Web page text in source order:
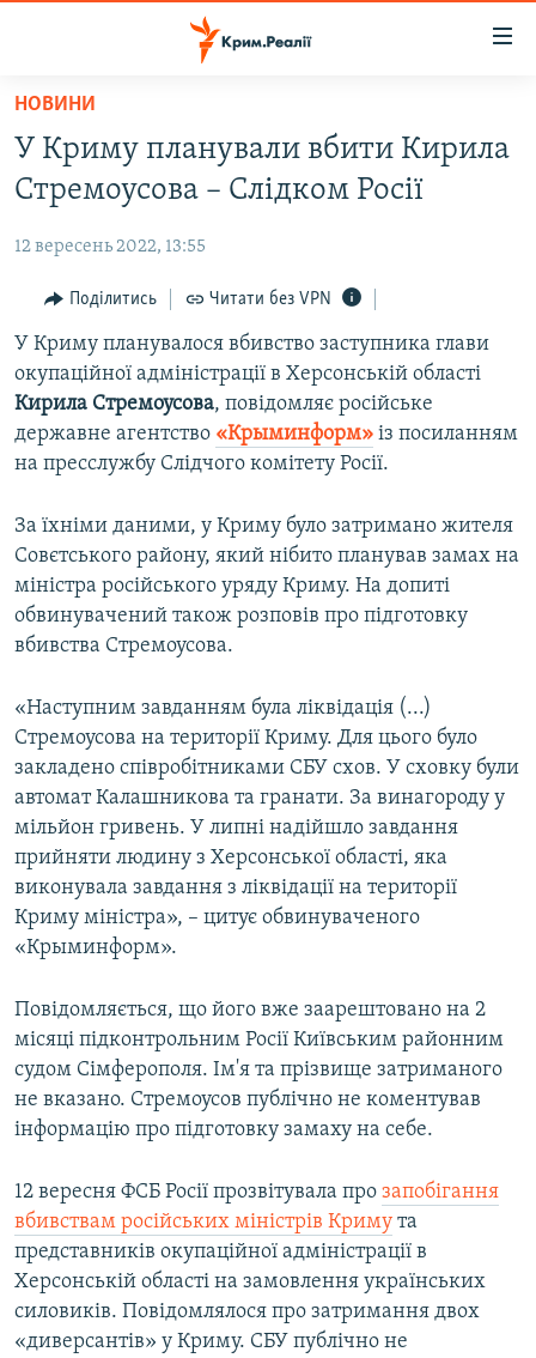
Перейти
основного
матеріалу
Перейти
до
навігації
Перейти
до
пошуку
ВОДА.КРИМ
ВІДЕО ТА ФОТО
ПОЛІТИКА
БЛОГИ
ПОГЛЯД
ІНТЕРВ'Ю
ВСЕ ЗА ДЕНЬ
СПЕЦПРОЕКТИ
ДЕПОРТАЦІЯ
ВІДЕОУРОКИ «ELIFBE»
СВІДЧЕННЯ ОКУПАЦІЇ
УКРАЇНСЬКА ПРОБЛЕМА КРИМУ
ЯК ОБІЙТИ БЛОКУВАННЯ
Русский
Qırımtatar
Усі сайти RFE/RL
НОВИНИ
У Криму планували вбити Кирила
Стремоусова – Слідком Росії
12 вересень 2022, 13:55
Поділитись Читати без VPN
У Криму планувалося вбивство заступника глави
окупаційної адміністрації в Херсонській області
Кирила Стремоусова, повідомляє російське
державне агентство «Крыминформ» із посиланням
на пресслужбу Слідчого комітету Росії.
За їхніми даними, у Криму було затримано жителя
Совєтського району, який нібито планував замах на
міністра російського уряду Криму. На допиті
обвинувачений також розповів про підготовку
вбивства Стремоусова.
«Наступним завданням була ліквідація (...)
Стремоусова на території Криму. Для цього було
закладено співробітниками СБУ схов. У сховку були
автомат Калашникова та гранати. За винагороду у
мільйон гривень. У липні надійшло завдання
прийняти людину з Херсонської області, яка
виконувала завдання з ліквідації на території
Криму міністра», – цитує обвинуваченого
«Крыминформ».
Повідомляється, що його вже заарештовано на 2
місяці підконтрольним Росії Київським районним
судом Сімферополя. Ім'я та прізвище затриманого
не вказано. Стремоусов публічно не коментував
інформацію про підготовку замаху на себе.
12 вересня ФСБ Росії прозвітувала про запобігання
вбивствам російських міністрів Криму та
представників окупаційної адміністрації в
Херсонській області на замовлення українських
силовиків. Повідомлялося про затримання двох
«диверсантів» у Криму. СБУ публічно не